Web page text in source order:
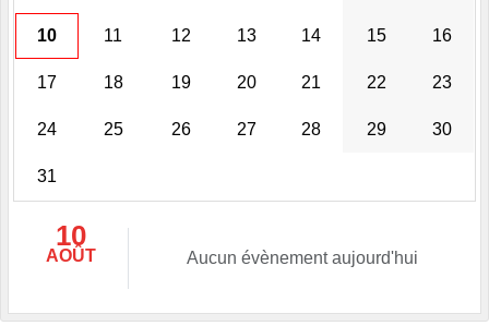
10 11 12 13 14 15 16
17 18 19 20 21 22 23
24 25 26 27 28 29 30
31
10
AOÛT Aucun évènement aujourd'hui